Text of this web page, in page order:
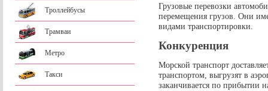
Троллейбусы
Трамваи
Метро
Такси
Грузовые перевозки
перемещения грузов. Они
видами транспортировки.
Конкуренция
Морской транспорт
транспортом, выгрузят в
заканчивается по прибытии